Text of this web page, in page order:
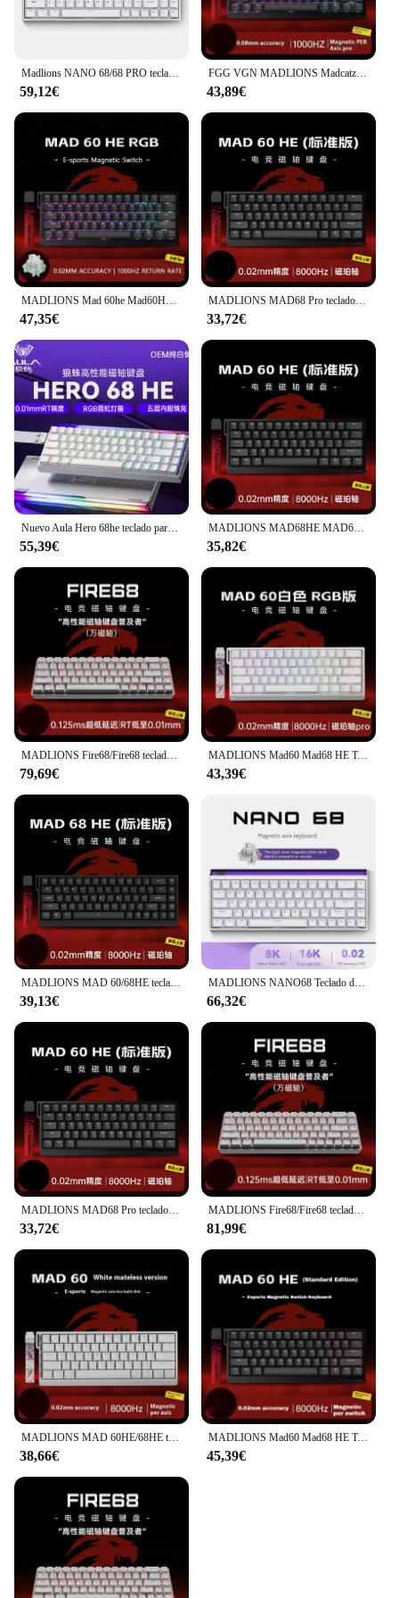
Madlions NANO 68/68 PRO teclado de eje magnético TTC eje tipo C RGB 8000HZ ajustable 0 zona muerta RT 0,01 teclado para juegos Esports
59,12€
FGG VGN MADLIONS Madcatz Mad60/68HE teclados mecánicos 8K tasa de orolling bajo retardo interruptor de intercambio en caliente teclado para juegos para deportes electrónicos
43,89€
MADLIONS Mad 60he Mad60HE Mad 68HE Teclado mecánico interruptor magnético con cable intercambio en caliente 8K tasa de orolling teclado para juegos personalizado
47,35€
MADLIONS MAD68 Pro teclado mecánico con interruptor magnético 8000Hz teclado para juegos de aleación de aluminio con cable accesorio para PC personalizado
33,72€
Nuevo Aula Hero 68he teclado para juegos con interruptor magnético juego de deportes electrónicos Teclado mecánico con cable Rgb alternativo Madlions Nano 68
55,39€
MADLIONS MAD68HE MAD60HE teclado con interruptor magnético teclado para juegos por cable personalizado Valorant Gamer Teclado mecánico accesorios de PC
35,82€
MADLIONS Fire68/Fire68 teclado con interruptor magnético ultra 8K teclado para juegos por cable disparador RT0.01mm accesorios de teclado personalizados rápidos
79,69€
MADLIONS Mad60 Mad68 HE Teclado mecánico interruptor magnético Madcatz Mad60he teclado de juego con cable teclado personalizado de disparo rápido
43,39€
MADLIONS MAD 60/68HE teclado con interruptor magnético para juegos 61/68 teclas con cable unidad Web personalizada retorno RT golpe de tecla ajustable HotSwap
39,13€
MADLIONS NANO68 Teclado de eje magnético para juegos Conexión con cable Tecla completa Intercambio en caliente Teclado a juego compacto y compacto de 68 teclas
66,32€
MADLIONS MAD68 Pro teclado mecánico con interruptor magnético aleación de aluminio 8000Hz teclado para juegos por cable teclado personalizado accesorio de PC
33,72€
MADLIONS Fire68/Fire68 teclado con interruptor Ultra magnético 8K teclado para juegos por cable disparador RT0.01mm accesorio para jugadores de PC personalizado rápido
81,99€
MADLIONS MAD 60HE/68HE teclado con interruptor magnético disparo rápido teclado para juegos por cable intercambio en caliente teclado personalizado accesorio para jugadores
38,66€
MADLIONS Mad60 Mad68 HE Teclado mecánico con cable 8k tasa de orolling interruptor magnético teclado para juegos personalizado accesorio para jugadores de Pc
45,39€